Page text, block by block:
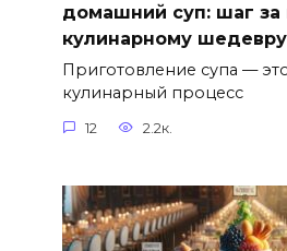
домашний суп: шаг за
кулинарному шедевру
Приготовление супа —
кулинарный процесс
12 2.2к.